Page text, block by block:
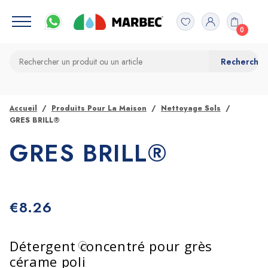
0
Accueil Produits Pour La Maison
Nettoyage Sols
GRES BRILL®
GRES BRILL®
€8.26
Détergent concentré pour grès
cérame poli